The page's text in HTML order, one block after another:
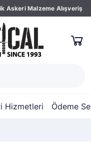
Askeri Malzeme Alışveriş
Hizmetleri Ödeme